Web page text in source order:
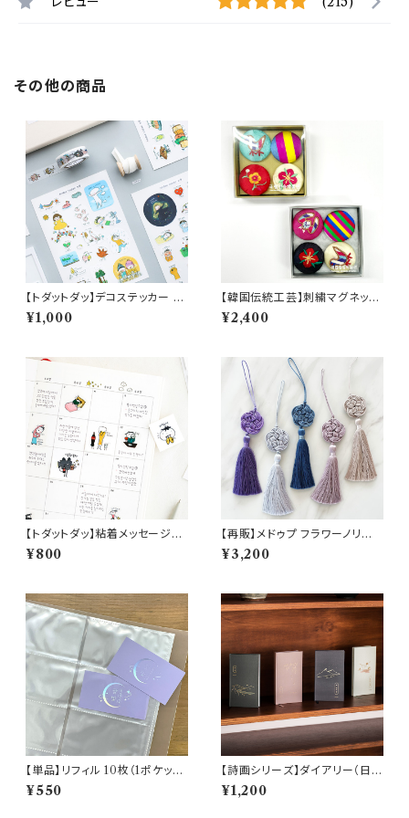
その他の商品
【トダットダッ】デコステッカー ve
r.9
¥1,000
【韓国伝統工芸】刺繍マグネット
４点セット
¥2,400
【トダットダッ】粘着メッセージス
テッカー
¥800
【再販】メドゥプ フラワーノリゲ
（5color）
¥3,200
【単品】リフィル 10枚（1ポケット/
2ポケット/3ポケット/4ポケット/
5ポケット/6ポケット/8ポケット/
¥550
【詩画シリーズ】ダイアリー（日付
なし）
¥1,200